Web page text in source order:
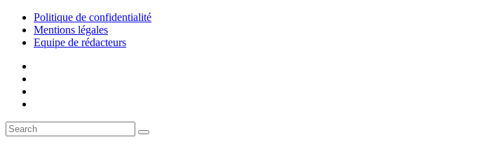
Politique de confidentialité
Mentions légales
Equipe de rédacteurs